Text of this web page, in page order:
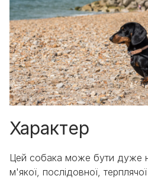
Характер
Цей собака може бути дуже
м'якої, послідовної,